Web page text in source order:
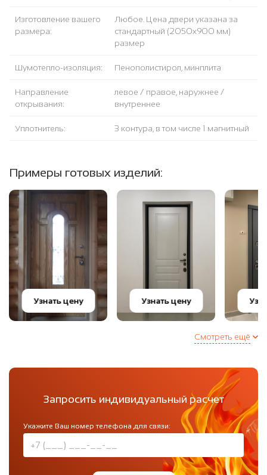
Изготовление вашего
размера:
Любое. Цена двери указана за
стандартный (2050x900 мм)
размер
Шумотепло-изоляция: Пенополистирол, минплита
Направление
открывания:
левое / правое, наружнее /
внутреннее
Уплотнитель: 3 контура, в том числе 1 магнитный
Примеры готовых изделий:
Узнать цену Узнать цену
цену
Смотреть ещё
Запросить индивидуальный расчет
Укажите Ваш номер телефона для связи: